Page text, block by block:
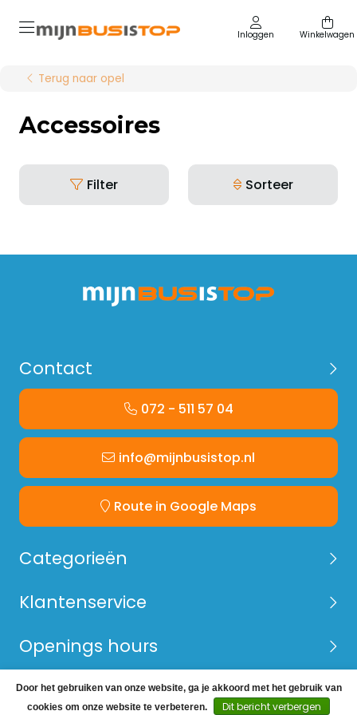
Inloggen Winkelwagen
Terug naar opel
Accessoires
Filter Sorteer
Contact
072 - 511 57 04
info@mijnbusistop.nl
Route in Google Maps
Categorieën
Klantenservice
Openings hours
© Copyright 2026 Mijn Bus is Top -Webshop laten
Door het gebruiken van onze website, ga je akkoord met het gebruik van
cookies om onze website te verbeteren.
Dit bericht verbergen